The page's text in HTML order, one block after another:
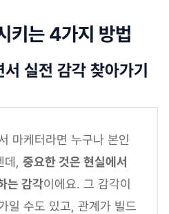
키는 4가지 방법
실전 감각 찾아가기
마케터라면 누구나 본인
데, 중요한 것은 현실에서
는 감각이에요. 그 감각이
일 수도 있고, 관계가 빌드